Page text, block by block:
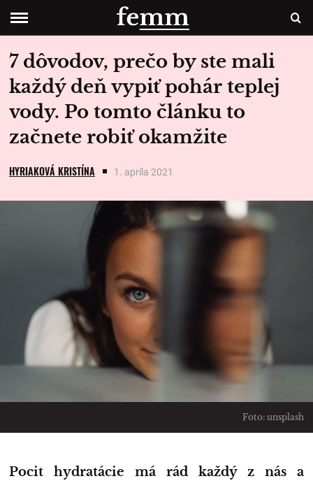
7 dôvodov, prečo by ste mali
každý deň vypiť pohár teplej
vody. Po tomto článku to
začnete robiť okamžite
HYRIAKOVÁ KRISTÍNA 1. apríla 2021
Foto: unsplash
Pocit hydratácie má rád každý z nás a